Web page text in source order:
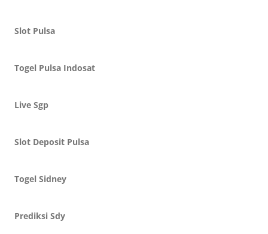
Slot Pulsa
Togel Pulsa Indosat
Live Sgp
Slot Deposit Pulsa
Togel Sidney
Prediksi Sdy